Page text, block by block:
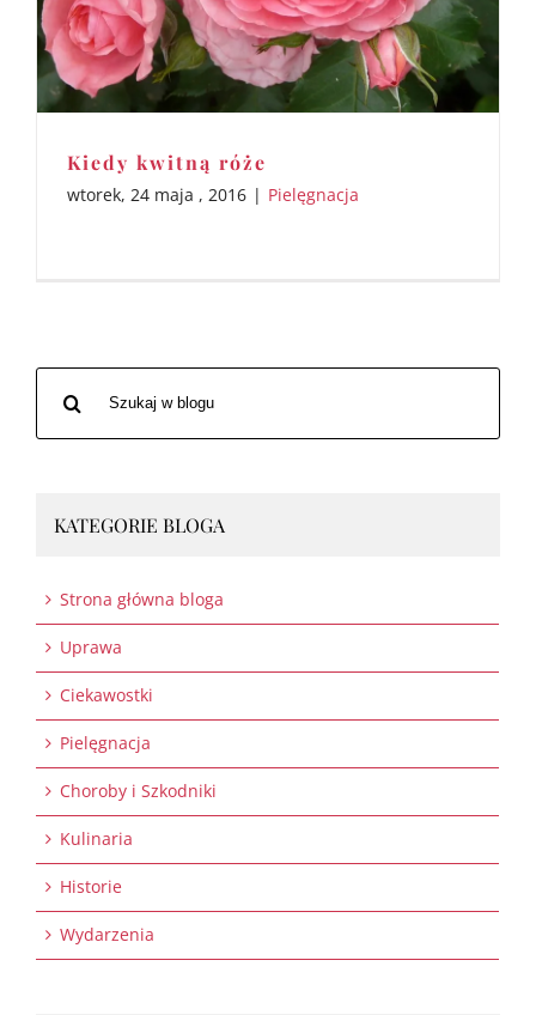
Kiedy kwitną róże
wtorek, 24 maja , 2016 | Pielęgnacja
Szukaj
KATEGORIE BLOGA
Strona główna bloga
Uprawa
Ciekawostki
Pielęgnacja
Choroby i Szkodniki
Kulinaria
Historie
Wydarzenia